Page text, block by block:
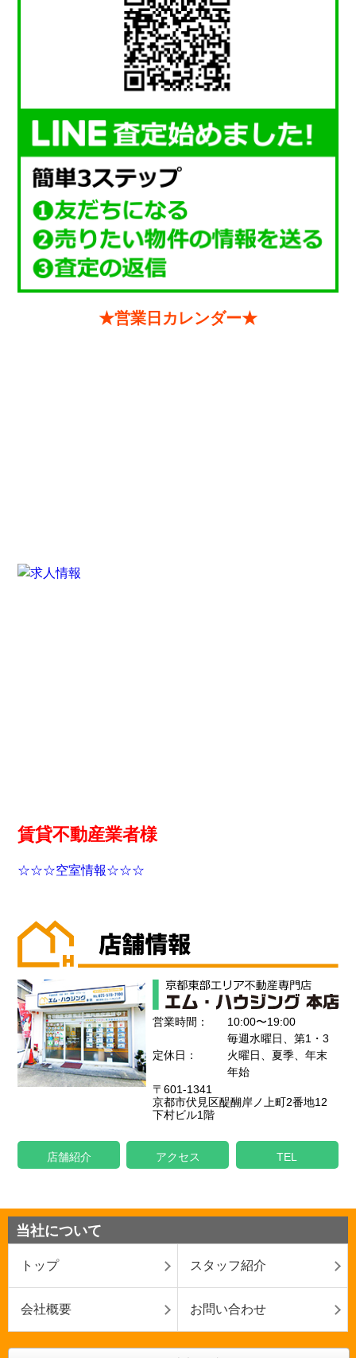
★営業日カレンダー★
賃貸不動産業者様
☆☆☆空室情報☆☆☆
営業時間： 10:00〜19:00
定休日：
毎週水曜日、第1・3
火曜日、夏季、年末
年始
〒601-1341
京都市伏見区醍醐岸ノ上町2番地12
下村ビル1階
店舗紹介 アクセス TEL
当社について
トップ スタッフ紹介
会社概要 お問い合わせ